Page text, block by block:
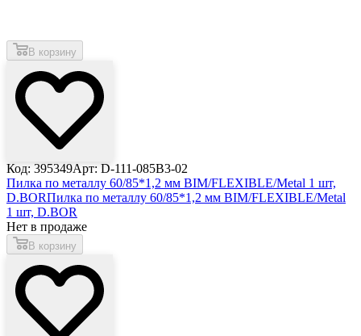
В корзину
Код: 395349Арт: D-111-085В3-02
Пилка по металлу 60/85*1,2 мм BIM/FLEXIBLE/Metal 1 шт,
D.BORПилка по металлу 60/85*1,2 мм BIM/FLEXIBLE/Metal
1 шт, D.BOR
Нет в продаже
В корзину